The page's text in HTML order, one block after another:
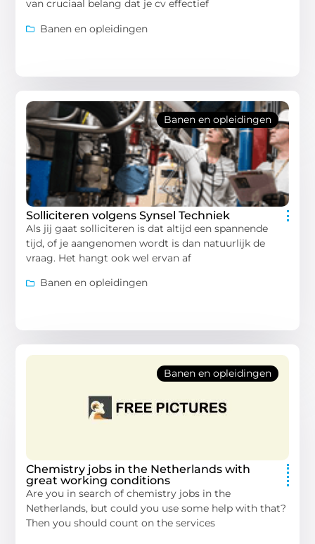
van cruciaal belang dat je cv effectief
Banen en opleidingen
Banen en opleidingen
Solliciteren volgens Synsel Techniek
Als jij gaat solliciteren is dat altijd een spannende
tijd, of je aangenomen wordt is dan natuurlijk de
vraag. Het hangt ook wel ervan af
Banen en opleidingen
Banen en opleidingen
Chemistry jobs in the Netherlands with
great working conditions
Are you in search of chemistry jobs in the
Netherlands, but could you use some help with that?
Then you should count on the services